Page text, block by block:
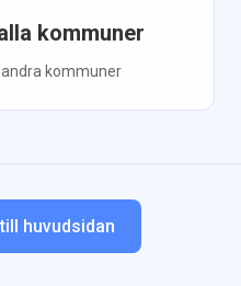
kommuner
kommuner
huvudsidan